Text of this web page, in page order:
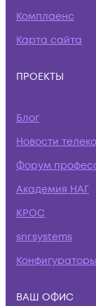
Комплаенс
Карта сайта
ПРОЕКТЫ
Блог
Новости
Форум
Академия НАГ
КРОС
snr.systems
Конфигураторы
ВАШ ОФИС